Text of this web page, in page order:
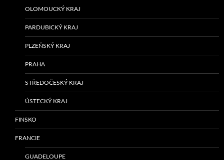
OLOMOUCKÝ KRAJ
PARDUBICKÝ KRAJ
PLZEŇSKÝ KRAJ
PRAHA
STŘEDOČESKÝ KRAJ
ÚSTECKÝ KRAJ
FINSKO
FRANCIE
GUADELOUPE